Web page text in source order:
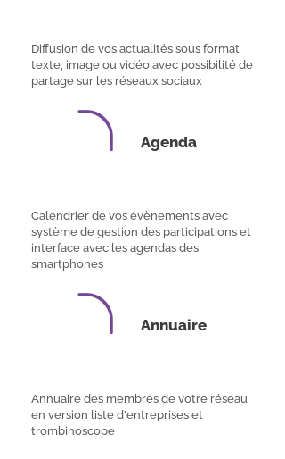
Diffusion de vos actualités sous format
texte, image ou vidéo avec possibilité de
partage sur les réseaux sociaux
Agenda
Calendrier de vos évènements avec
système de gestion des participations et
interface avec les agendas des
smartphones
Annuaire
Annuaire des membres de votre réseau
en version liste d'entreprises et
trombinoscope